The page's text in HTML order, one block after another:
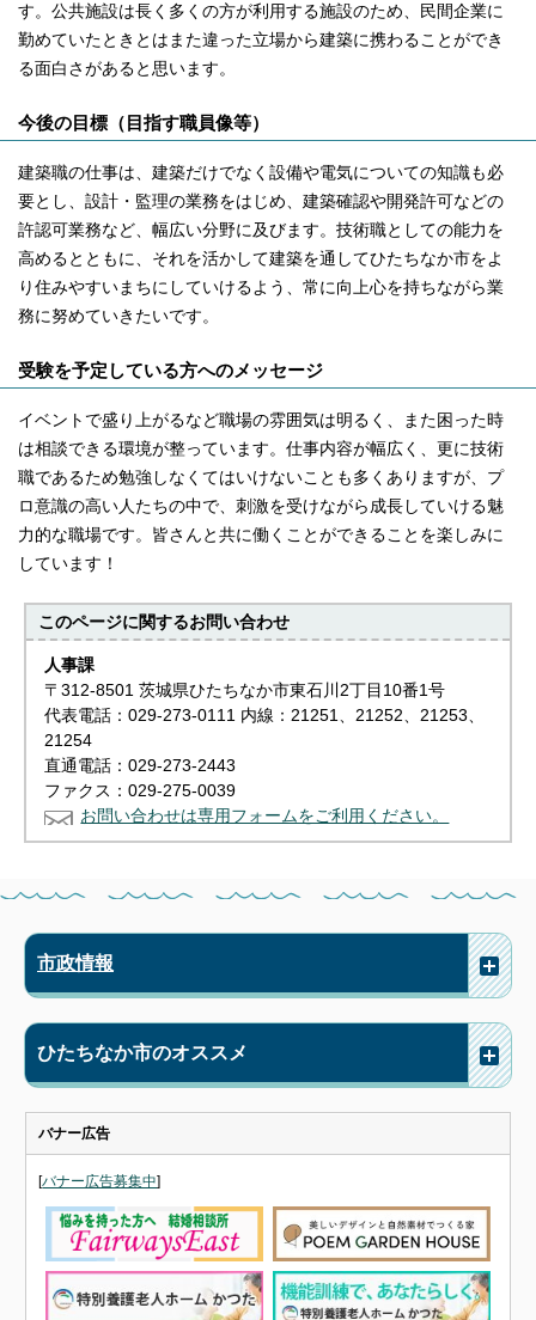
す。公共施設は長く多くの方が利用する施設のため、民間企業に
勤めていたときとはまた違った立場から建築に携わることができ
る面白さがあると思います。
今後の目標（目指す職員像等）
建築職の仕事は、建築だけでなく設備や電気についての知識も必
要とし、設計・監理の業務をはじめ、建築確認や開発許可などの
許認可業務など、幅広い分野に及びます。技術職としての能力を
高めるとともに、それを活かして建築を通してひたちなか市をよ
り住みやすいまちにしていけるよう、常に向上心を持ちながら業
務に努めていきたいです。
受験を予定している方へのメッセージ
イベントで盛り上がるなど職場の雰囲気は明るく、また困った時
は相談できる環境が整っています。仕事内容が幅広く、更に技術
職であるため勉強しなくてはいけないことも多くありますが、プ
ロ意識の高い人たちの中で、刺激を受けながら成長していける魅
力的な職場です。皆さんと共に働くことができることを楽しみに
しています！
このページに関するお問い合わせ
人事課
〒312-8501 茨城県ひたちなか市東石川2丁目10番1号
代表電話：029-273-0111 内線：21251、21252、21253、
21254
直通電話：029-273-2443
ファクス：029-275-0039
お問い合わせは専用フォームをご利用ください。
市政情報
ひたちなか市のオススメ
バナー広告
[バナー広告募集中]